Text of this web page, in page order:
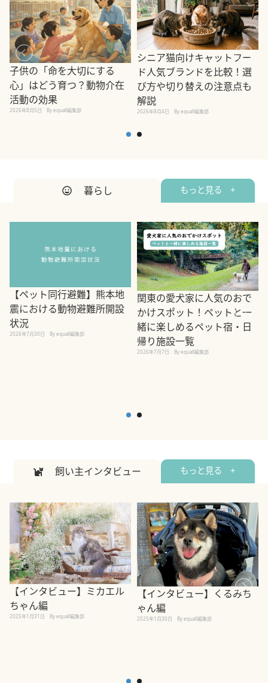
子供の「命を大切にする
心」はどう育つ？動物介在
活動の効果
2026年8月5日 By equall編集部
シニア猫向けキャットフー
ド人気ブランドを比較！選
び方や切り替えの注意点も
解説
2026年8月4日 By equall編集部
暮らし もっと見る +
【ペット同行避難】熊本地
震における動物避難所開設
状況
2026年7月30日 By equall編集部
関東の愛犬家に人気のおで
かけスポット！ペットと一
緒に楽しめるペット宿・日
帰り施設一覧
2026年7月7日 By equall編集部
飼い主インタビュー もっと見る +
【インタビュー】ミカエル
ちゃん編
2025年1月31日 By equall編集部
【インタビュー】くるみち
ゃん編
2025年1月30日 By equall編集部